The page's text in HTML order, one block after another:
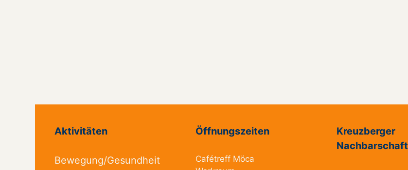
Aktivitäten
Bewegung/Gesundheit
Öffnungszeiten
Cafétreff Möca
Kreuzberger
Nachbarschaft